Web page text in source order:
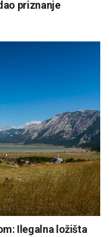
priznanje
Ilegalna ložišta